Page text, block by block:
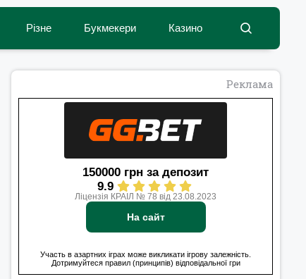
Різне Букмекери Казино
Реклама
150000 грн за депозит
9.9
Ліцензія КРАІЛ № 78 від 23.08.2023
На сайт
Участь в азартних іграх може викликати ігрову залежність.
Дотримуйтеся правил (принципів) відповідальної гри